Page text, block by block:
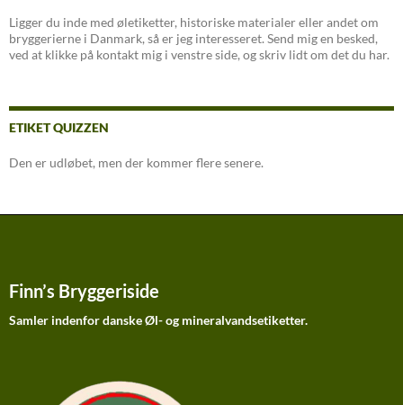
Ligger du inde med øletiketter, historiske materialer eller andet om
bryggerierne i Danmark, så er jeg interesseret. Send mig en besked,
ved at klikke på kontakt mig i venstre side, og skriv lidt om det du har.
ETIKET QUIZZEN
Den er udløbet, men der kommer flere senere.
Finn’s Bryggeriside
Samler indenfor danske Øl- og mineralvandsetiketter.